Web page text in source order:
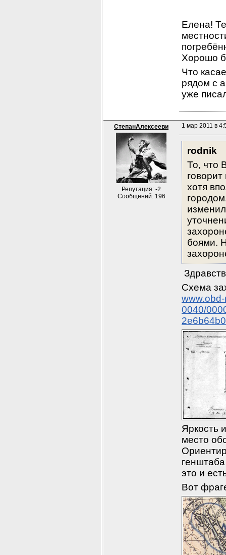
Елена!
Хорошо
Что
рядом с
уже
СтепанАлексееви
Репутация: -2
Сообщений: 196
1 мар 2011 в
rodnik
То, что
хотя
боями.
0040/
Яркость
место
это и
Вот